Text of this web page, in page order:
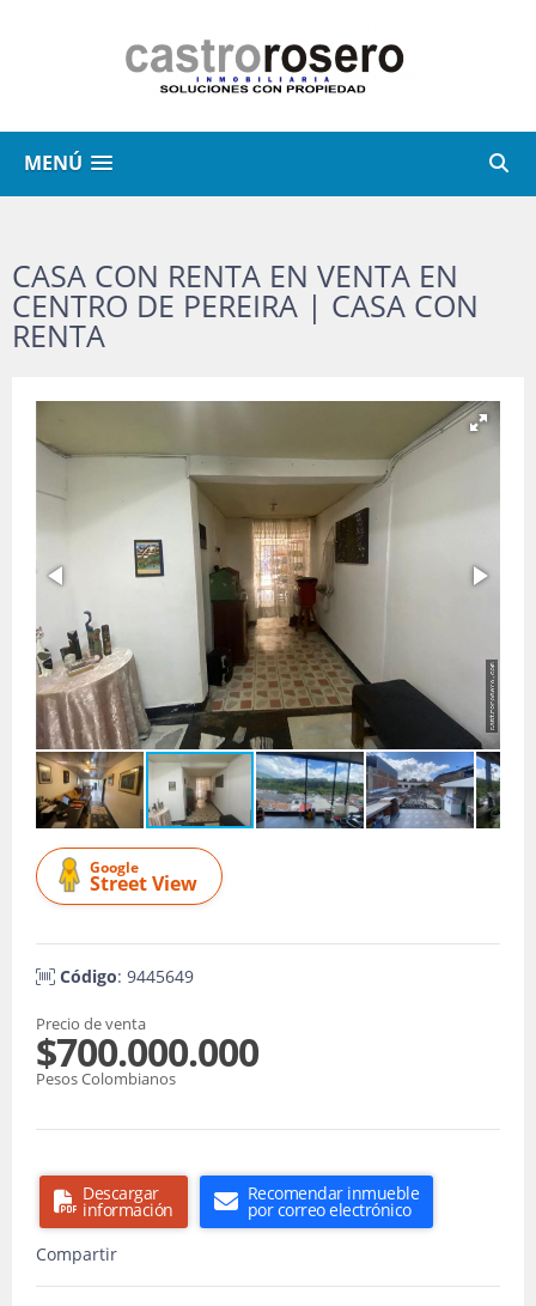
MENÚ
CASA CON RENTA EN VENTA EN
CENTRO DE PEREIRA | CASA CON
RENTA
Google
Street View
Código: 9445649
Precio de venta
$700.000.000
Pesos Colombianos
Descargar
información
Recomendar inmueble
por correo electrónico
Compartir